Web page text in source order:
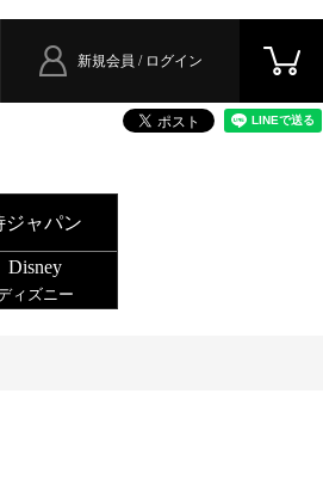
新規会員 / ログイン
ジャパン
Disney
ィズニー